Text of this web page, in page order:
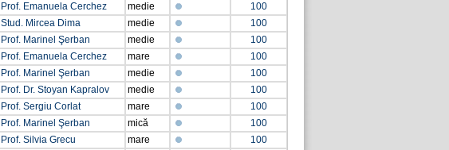
Prof. Emanuela Cerchez medie
100
Stud. Mircea Dima medie
100
Prof. Marinel Şerban medie
100
Prof. Emanuela Cerchez mare
100
Prof. Marinel Şerban medie
100
Prof. Dr. Stoyan Kapralov medie
100
Prof. Sergiu Corlat mare
100
Prof. Marinel Şerban mică
100
Prof. Silvia Grecu mare
100